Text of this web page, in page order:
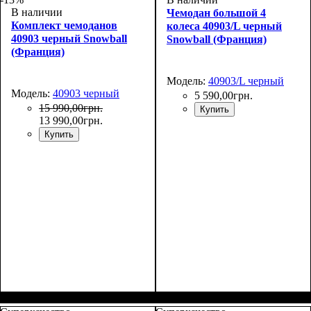
В наличии
Комплект чемоданов
40903 черный Snowball
(Франция)
Модель: 40903 черный
15 990,00грн.
13 990,00грн.
Купить
Чемодан большой 4
колеса 40903/L черный
Snowball (Франция)
Модель: 40903/L черный
5 590,00грн.
Купить